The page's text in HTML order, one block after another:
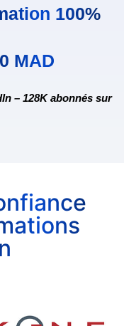
100%
MAD
– 128K abonnés sur